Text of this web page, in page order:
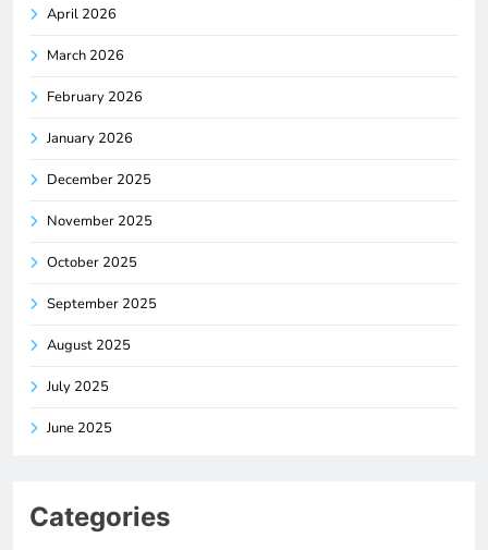
April 2026
March 2026
February 2026
January 2026
December 2025
November 2025
October 2025
September 2025
August 2025
July 2025
June 2025
Categories